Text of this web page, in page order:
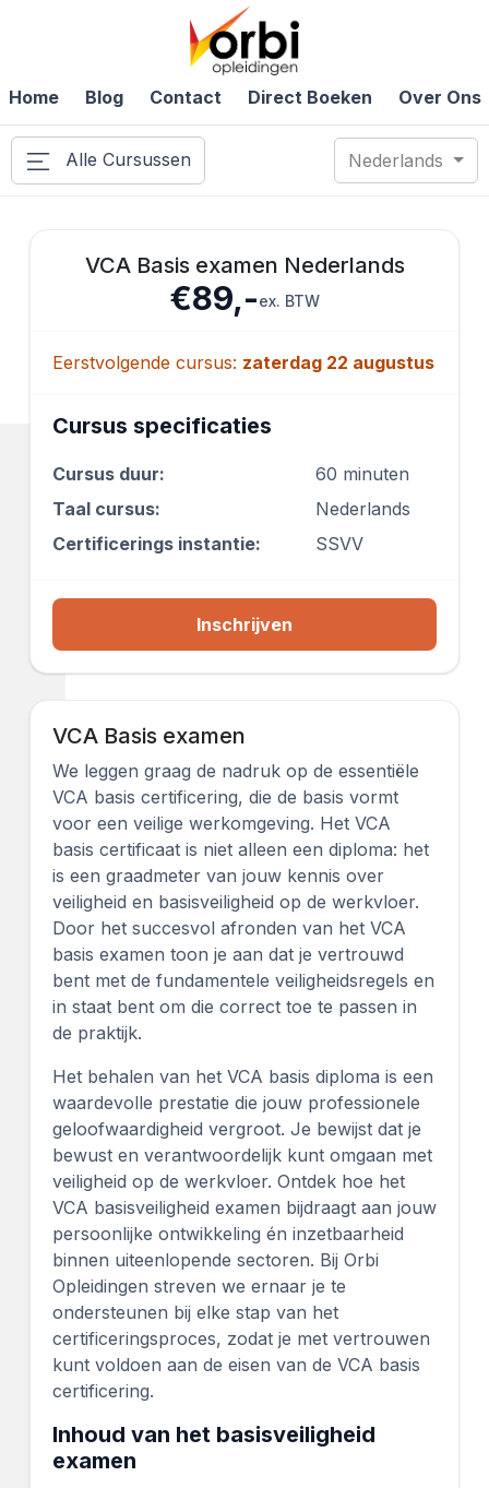
Home Blog Contact Direct Boeken Over Ons
Alle Cursussen Nederlands
VCA Basis examen Nederlands
€89,-ex. BTW
Eerstvolgende cursus: zaterdag 22 augustus
Cursus specificaties
Cursus duur:
60 minuten
Taal cursus:
Nederlands
Certificerings instantie:
SSVV
Inschrijven
VCA Basis examen
We leggen graag de nadruk op de essentiële
VCA basis certificering, die de basis vormt
voor een veilige werkomgeving. Het VCA
basis certificaat is niet alleen een diploma: het
is een graadmeter van jouw kennis over
veiligheid en basisveiligheid op de werkvloer.
Door het succesvol afronden van het VCA
basis examen toon je aan dat je vertrouwd
bent met de fundamentele veiligheidsregels en
in staat bent om die correct toe te passen in
de praktijk.
Het behalen van het VCA basis diploma is een
waardevolle prestatie die jouw professionele
geloofwaardigheid vergroot. Je bewijst dat je
bewust en verantwoordelijk kunt omgaan met
veiligheid op de werkvloer. Ontdek hoe het
VCA basisveiligheid examen bijdraagt aan jouw
persoonlijke ontwikkeling én inzetbaarheid
binnen uiteenlopende sectoren. Bij Orbi
Opleidingen streven we ernaar je te
ondersteunen bij elke stap van het
certificeringsproces, zodat je met vertrouwen
kunt voldoen aan de eisen van de VCA basis
certificering.
Inhoud van het basisveiligheid
examen